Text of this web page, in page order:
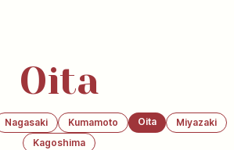
Oita
Nagasaki Kumamoto Oita
Miyazaki
Kagoshima